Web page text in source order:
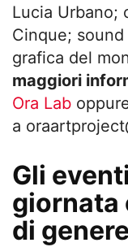
Lucia Urbano;
Cinque;
grafica del
maggiori
Ora Lab
a
Gli
giornata
di genere